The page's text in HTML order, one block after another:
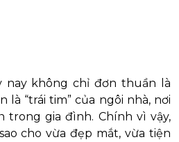
nay không chỉ đơn thuần là
là “trái tim” của ngôi nhà, nơi
trong gia đình. Chính vì vậy,
cho vừa đẹp mắt, vừa tiện